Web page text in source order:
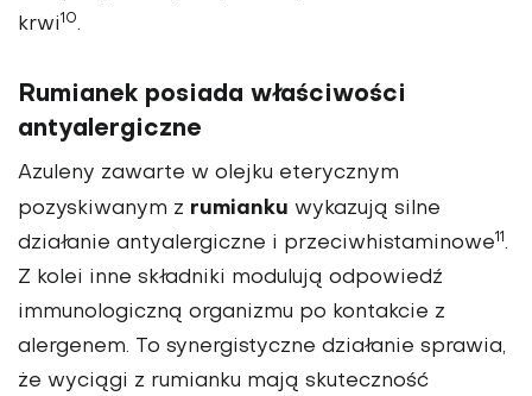
krwi10.
Rumianek posiada właściwości
antyalergiczne
Azuleny zawarte w olejku eterycznym
pozyskiwanym z rumianku wykazują silne
działanie antyalergiczne i przeciwhistaminowe11.
Z kolei inne składniki modulują odpowiedź
immunologiczną organizmu po kontakcie z
alergenem. To synergistyczne działanie sprawia,
że wyciągi z rumianku mają skuteczność